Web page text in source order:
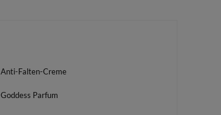
Anti-Falten-Creme
Goddess Parfum